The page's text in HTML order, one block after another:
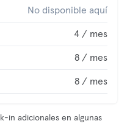
No disponible aquí
4 / mes
8 / mes
8 / mes
in adicionales en algunas